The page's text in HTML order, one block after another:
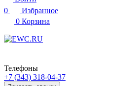
0
Избранное
0 Корзина
Телефоны
+7 (343) 318-04-37